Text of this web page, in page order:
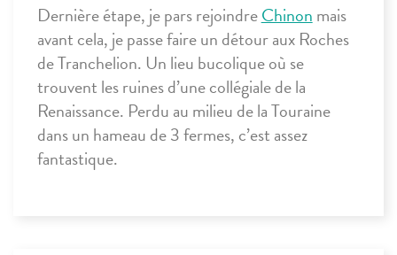
Dernière étape, je pars rejoindreChinon mais
avant cela, je passe faire un détour auxRoches
deTranchelion. Un lieu bucolique où se
trouvent les ruines d’une collégiale de la
Renaissance. Perdu au milieu de la Touraine
dans un hameau de 3 fermes, c’est assez
fantastique.